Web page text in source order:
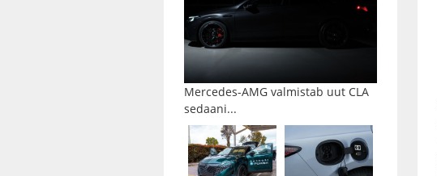
Mercedes-AMG valmistab uut CLA
sedaani...